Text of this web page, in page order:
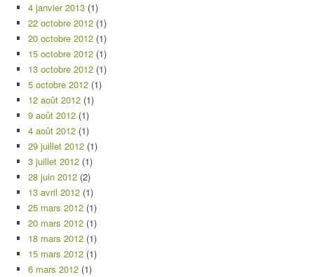
4 janvier 2013 (1)
22 octobre 2012 (1)
20 octobre 2012 (1)
15 octobre 2012 (1)
13 octobre 2012 (1)
5 octobre 2012 (1)
12 août 2012 (1)
9 août 2012 (1)
4 août 2012 (1)
29 juillet 2012 (1)
3 juillet 2012 (1)
28 juin 2012 (2)
13 avril 2012 (1)
25 mars 2012 (1)
20 mars 2012 (1)
18 mars 2012 (1)
15 mars 2012 (1)
6 mars 2012 (1)